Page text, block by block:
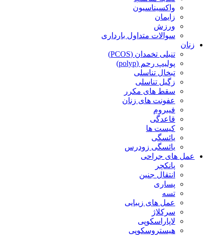
واکسیناسیون
زایمان
ورزش
سوالات متداول بارداری
زنان
تنبلی تخمدان (PCOS)
پولیپ رحم (polyp)
تبخال تناسلی
زگیل تناسلی
سقط های مکرر
عفونت های زنان
فیبروم
قاعدگی
کیست ها
یائسگی
یائسگی زودرس
عمل های جراحی
پانکچر
انتقال جنین
پساری
تسه
عمل های زیبایی
سرکلاژ
لاپاراسکوپی
هیستروسکوپی